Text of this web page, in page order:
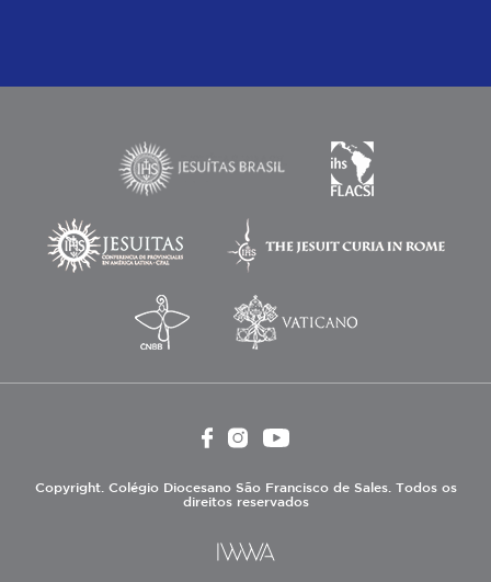
Copyright. Colégio Diocesano São Francisco de Sales. Todos os
direitos reservados